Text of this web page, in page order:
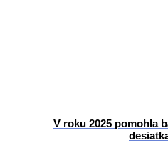
V roku 2025 pomohla